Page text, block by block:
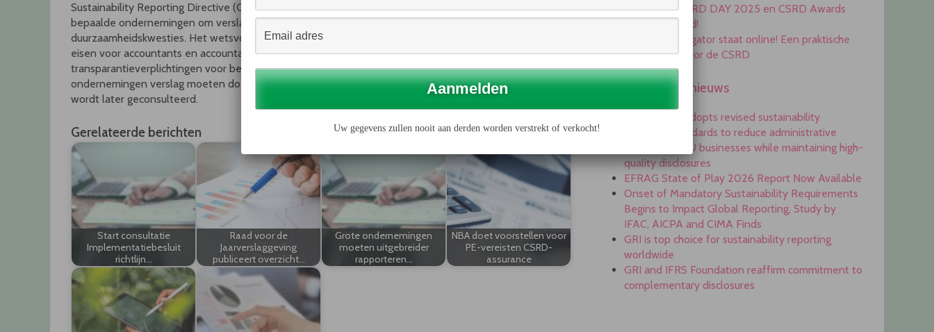
Sustainability Reporting Directive (CSRD), verplicht
bepaalde ondernemingen om verslag te doen over
duurzaamheidskwesties. Het wetsvoorstel gaat over de
eisen voor accountants en accountantsorganisaties als zij deze informatie controleren. Ook worden
transparantieverplichtingen voor beursondernemingen uitgebreid. Over welke duurzaamheidsinformatie
ondernemingen verslag moeten doen, wordt met een andere regeling geïmplementeerd. Die regeling
wordt later geconsulteerd.
Gerelateerde berichten
Start consultatie
Implementatiebesluit
richtlijn…
Raad voor de
Jaarverslaggeving
publiceert overzicht…
Grote ondernemingen
moeten uitgebreider
rapporteren…
NBA doet voorstellen voor
PE-vereisten CSRD-
assurance
Inschrijving CSRD DAY 2025 en CSRD Awards
2025 geopend!
De ESRS Navigator staat online! Een praktische
handleiding voor de CSRD
Engelstalig nieuws
Commission adopts revised sustainability
reporting standards to reduce administrative
burdens for EU businesses while maintaining high-
quality disclosures
EFRAG State of Play 2026 Report Now Available
Onset of Mandatory Sustainability Requirements
Begins to Impact Global Reporting, Study by
IFAC, AICPA and CIMA Finds
GRI is top choice for sustainability reporting
worldwide
GRI and IFRS Foundation reaffirm commitment to
complementary disclosures
Uw gegevens zullen nooit aan derden worden verstrekt of verkocht!